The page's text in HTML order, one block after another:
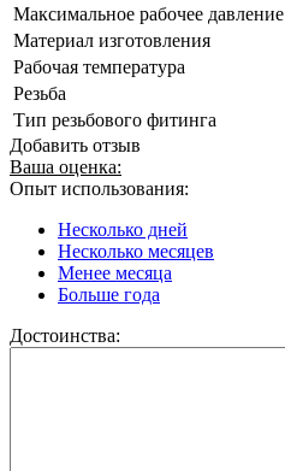
Максимальное рабочее давление
Материал изготовления
Рабочая температура
Резьба
Тип резьбового фитинга
Добавить отзыв
Ваша оценка:
Опыт использования:
Несколько дней
Несколько месяцев
Менее месяца
Больше года
Достоинства: